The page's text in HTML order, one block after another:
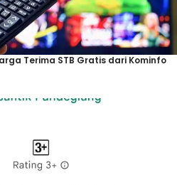
Terima STB Gratis dari Kominfo